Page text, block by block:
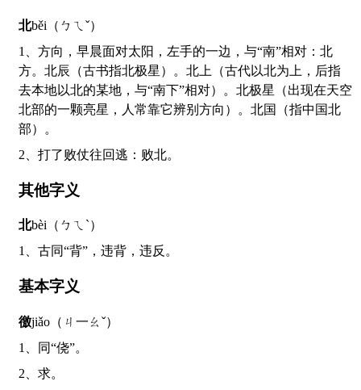
北běi（ㄅㄟˇ）
1、方向，早晨面对太阳，左手的一边，与“南”相对：北
方。北辰（古书指北极星）。北上（古代以北为上，后指
去本地以北的某地，与“南下”相对）。北极星（出现在天空
北部的一颗亮星，人常靠它辨别方向）。北国（指中国北
部）。
2、打了败仗往回逃：败北。
其他字义
北bèi（ㄅㄟˋ）
1、古同“背”，违背，违反。
基本字义
徼jiǎo（ㄐ一ㄠˇ）
1、同“侥”。
2、求。